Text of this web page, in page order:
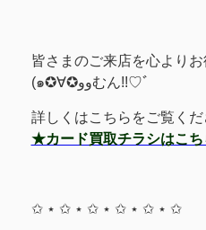
皆さまのご来店を心より
(๑✪∀✪ووむん!!♡ﾞ
詳しくはこちらをご覧く
★カード買取チラシはこ
✩ ⋆ ✩ ⋆ ✩ ⋆ ✩ ⋆ ✩ ⋆ ✩